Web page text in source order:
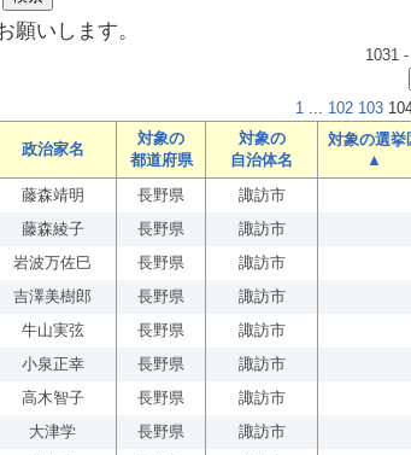
願いします。
1031 -
1 ... 102 103
政治家名
対象の
都道府県
対象の
自治体名
対象の選挙
▲
藤森靖明 長野県 諏訪市
藤森綾子 長野県 諏訪市
岩波万佐巳 長野県 諏訪市
吉澤美樹郎 長野県 諏訪市
牛山実弦 長野県 諏訪市
小泉正幸 長野県 諏訪市
高木智子 長野県 諏訪市
大津学 長野県 諏訪市